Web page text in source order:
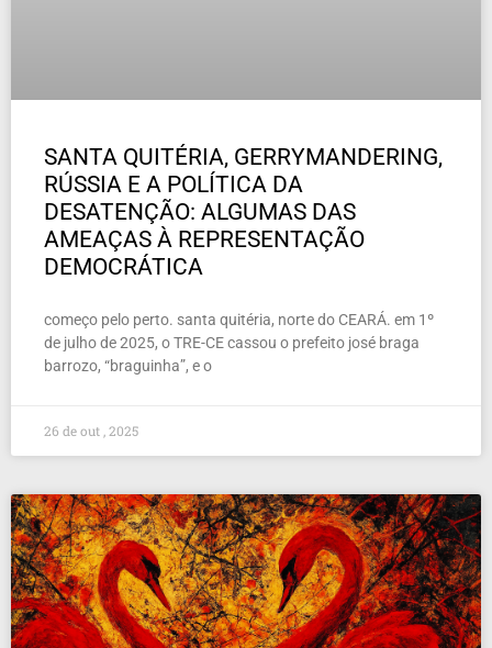
SANTA QUITÉRIA, GERRYMANDERING,
RÚSSIA E A POLÍTICA DA
DESATENÇÃO: ALGUMAS DAS
AMEAÇAS À REPRESENTAÇÃO
DEMOCRÁTICA
começo pelo perto. santa quitéria, norte do CEARÁ. em 1º
de julho de 2025, o TRE-CE cassou o prefeito josé braga
barrozo, “braguinha”, e o
26 de out , 2025